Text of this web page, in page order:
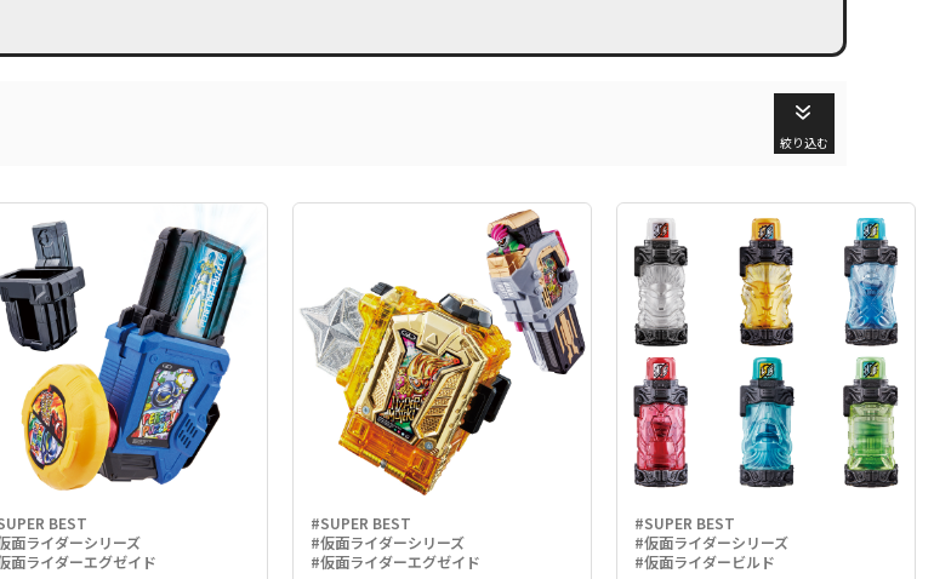
絞り込む
BEST
面ライダーシリーズ
面ライダーエグゼイド
#SUPER BEST
#仮面ライダーシリーズ
#仮面ライダーエグゼイド
#SUPER BEST
#仮面ライダーシリーズ
#仮面ライダービルド